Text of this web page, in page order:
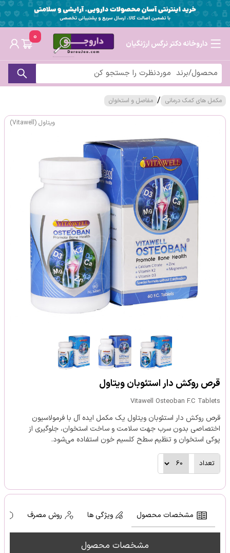
داروخانه دکتر نرگس ارژنگیان
0
مکمل های کمک درمانی / مفاصل و استخوان
ویتاول (Vitawell)
قرص روکش دار استئوبان ویتاول
Vitawell Osteoban F.C Tablets
قرص روکش دار استئوبان ویتاول یک مکمل ایده آل با فرمولاسیون
اختصاصی بدون سرب جهت سلامت و ساخت استخوان، جلوگیری از
پوکی استخوان و تنظیم سطح کلسیم خون استفاده می‌شود.
تعداد
مشخصات محصول ویژگی ها روش مصرف
مشخصات محصول